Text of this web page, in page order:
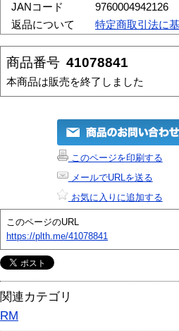
JANコード
9760004942126
返品について
特定商取引法に
商品番号 41078841
本商品は販売を終了しました
このページを印刷する
メールでURLを送る
お気に入りに追加する
このページのURL
https://plth.me/41078841
関連カテゴリ
RM